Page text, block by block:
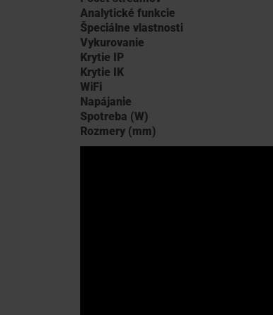
Analytické funkcie
Špeciálne vlastnosti
Vykurovanie
Krytie IP
Krytie IK
WiFi
Napájanie
Spotreba (W)
Rozmery (mm)